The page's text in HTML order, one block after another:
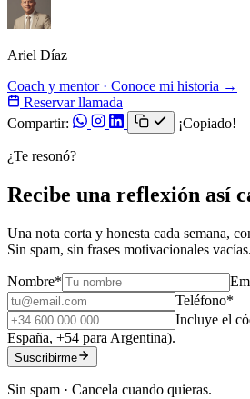
Ariel Díaz
Coach y mentor · Conoce mi historia →
Reservar llamada
Compartir:
¡Copiado!
¿Te resonó?
Recibe una reflexión así
Una nota corta y honesta cada semana,
Sin spam, sin frases motivacionales vacías.
Nombre*
Teléfono*
Incluye el
España, +54 para Argentina).
Suscribirme
Sin spam · Cancela cuando quieras.